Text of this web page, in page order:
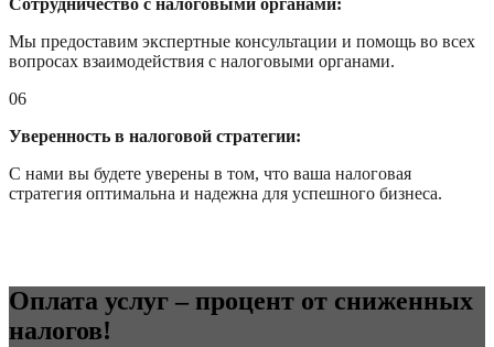
Мы предоставим экспертные консультации и помощь во всех
вопросах взаимодействия с налоговыми органами.
06
Уверенность в налоговой стратегии:
С нами вы будете уверены в том, что ваша налоговая
стратегия оптимальна и надежна для успешного бизнеса.
Оплата услуг – процент от сниженных
налогов!